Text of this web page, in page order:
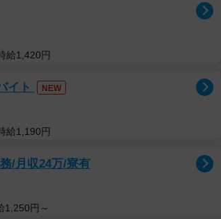
ゥァァァァァさん（@cellbururu）提供
保護者らしき大人の姿は見当たらなかった
の場でどのような対応を取ったのでしょう
い、『覗かないで』って優しく注意したん
？』って聞いてきたので、お腹痛くてトイ
給1,420円
イト NEW
給1,190円
/月収24万/寮有
1,250円～